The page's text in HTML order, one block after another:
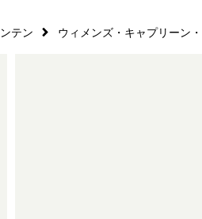
テン ウィメンズ・キャプリーン